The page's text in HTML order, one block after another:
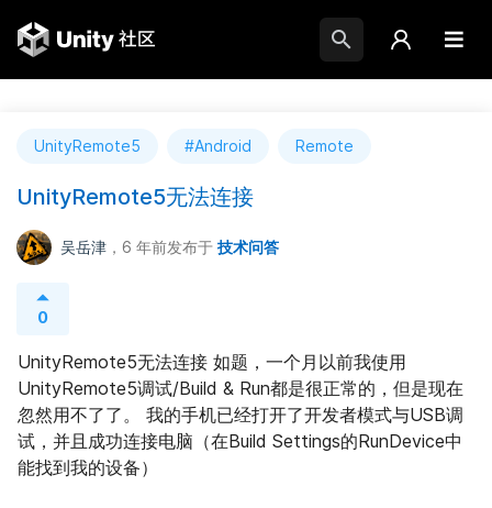
UnityRemote5 #Android Remote
UnityRemote5无法连接
吴岳津 ，6 年前发布于 技术问答
0
UnityRemote5无法连接 如题，一个月以前我使用
UnityRemote5调试/Build & Run都是很正常的，但是现在
忽然用不了了。 我的手机已经打开了开发者模式与USB调
试，并且成功连接电脑（在Build Settings的RunDevice中
能找到我的设备）